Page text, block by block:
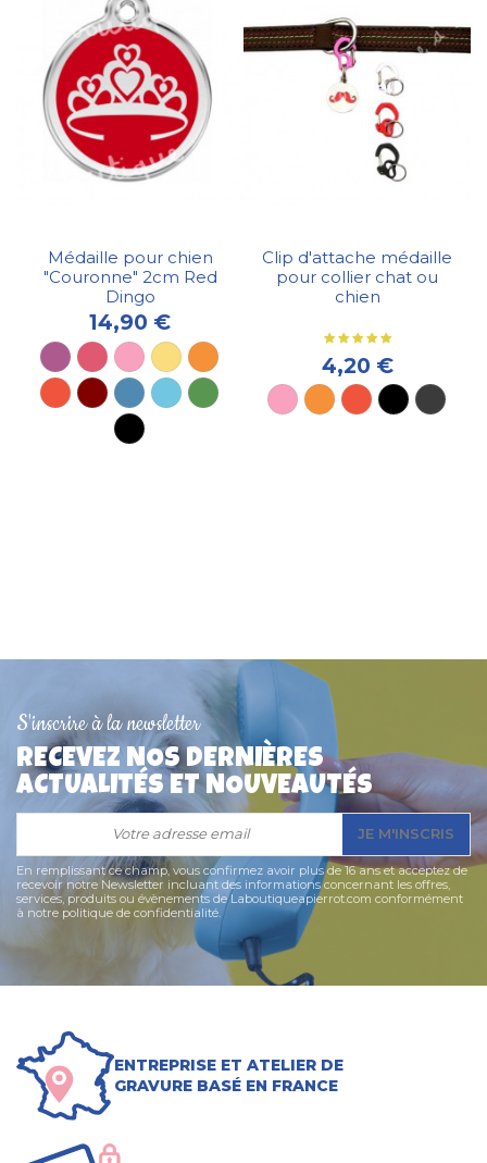
Médaille pour chien
"Couronne" 2cm Red
Dingo
14,90 €
Clip d'attache médaille
pour collier chat ou
chien
4,20 €
S'inscrire à la newsletter
RECEVEZ NOS DERNIÈRES
ACTUALITÉS ET NOUVEAUTÉS
JE M'INSCRIS
En remplissant ce champ, vous confirmez avoir plus de 16 ans et acceptez de
recevoir notre Newsletter incluant des informations concernant les offres,
services, produits ou évènements de Laboutiqueapierrot.com conformément
à notre politique de confidentialité.
ENTREPRISE ET ATELIER DE
GRAVURE BASÉ EN FRANCE